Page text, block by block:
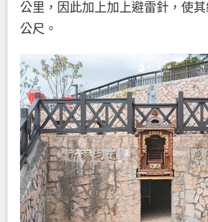
公里，因此加上加上避雷針，使
公尺。